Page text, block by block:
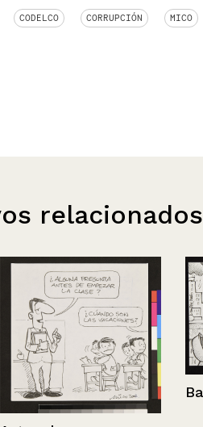
CODELCO CORRUPCIÓN MICO
relacionados
Barricadas